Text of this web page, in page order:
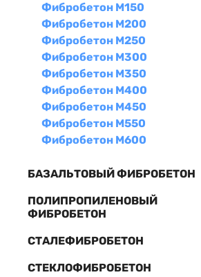
Фибробетон М150
Фибробетон М200
Фибробетон М250
Фибробетон М300
Фибробетон М350
Фибробетон М400
Фибробетон М450
Фибробетон М550
Фибробетон М600
БАЗАЛЬТОВЫЙ ФИБРОБЕТОН
ПОЛИПРОПИЛЕНОВЫЙ
ФИБРОБЕТОН
СТАЛЕФИБРОБЕТОН
СТЕКЛОФИБРОБЕТОН